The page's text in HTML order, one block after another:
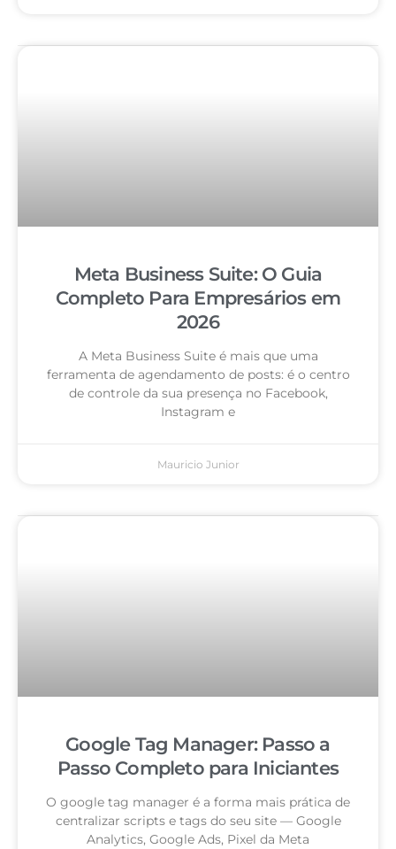
Meta Business Suite: O Guia
Completo Para Empresários em
2026
A Meta Business Suite é mais que uma
ferramenta de agendamento de posts: é o centro
de controle da sua presença no Facebook,
Instagram e
Mauricio Junior
Google Tag Manager: Passo a
Passo Completo para Iniciantes
O google tag manager é a forma mais prática de
centralizar scripts e tags do seu site — Google
Analytics, Google Ads, Pixel da Meta